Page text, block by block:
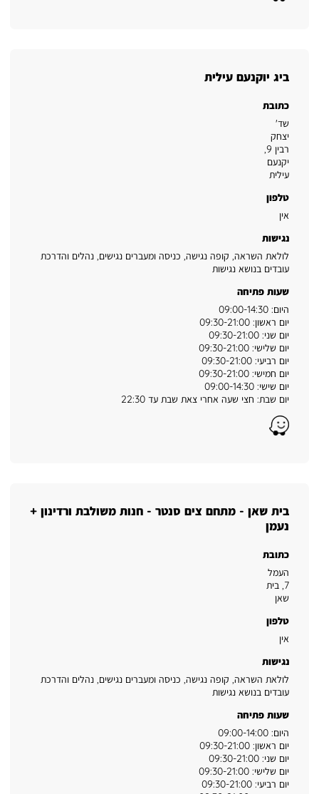
ביג יוקנעם עילית
כתובת
שד'
יצחק
רבין 9
,
יקנעם
עילית
טלפון
אין
נגישות
לולאת השראה, קופה נגישה, כניסה ומעברים נגישים, נהלים והדרכת
עובדים בנושא נגישות
שעות פתיחה
היום: 09:00-14:30
יום ראשון: 09:30-21:00
יום שני: 09:30-21:00
יום שלישי: 09:30-21:00
יום רביעי: 09:30-21:00
יום חמישי: 09:30-21:00
יום שישי: 09:00-14:30
יום שבת: חצי שעה אחרי צאת שבת עד 22:30
Waze
בית שאן - מתחם צים סנטר - חנות משולבת ורדינון +
נעמן
כתובת
העמל
7
, בית
שאן
טלפון
אין
נגישות
לולאת השראה, קופה נגישה, כניסה ומעברים נגישים, נהלים והדרכת
עובדים בנושא נגישות
שעות פתיחה
היום: 09:00-14:00
יום ראשון: 09:30-21:00
יום שני: 09:30-21:00
יום שלישי: 09:30-21:00
יום רביעי: 09:30-21:00